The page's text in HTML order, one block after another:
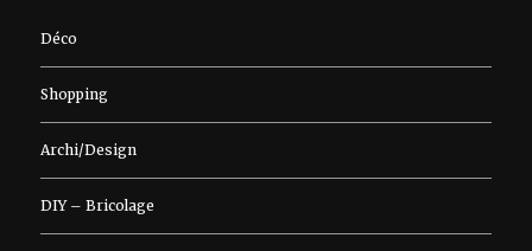
Déco
Shopping
Archi/Design
DIY – Bricolage